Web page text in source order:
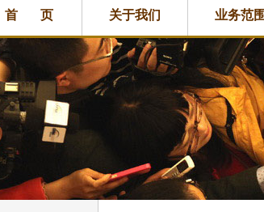
首 页 关于我们 业务范围